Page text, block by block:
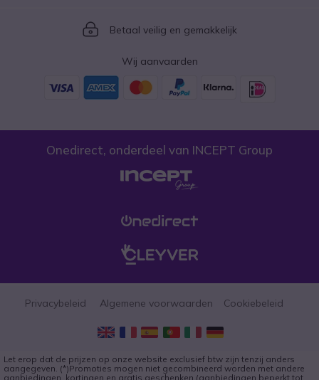
Icon
Betaal veilig en gemakkelijk
Wij aanvaarden
Onedirect, onderdeel van INCEPT Group
Privacybeleid Algemene voorwaarden Cookiebeleid
Let erop dat de prijzen op onze website exclusief btw zijn tenzij anders
aangegeven. (*)Promoties mogen niet gecombineerd worden met andere
aanbiedingen, kortingen en gratis geschenken (aanbiedingen beperkt tot